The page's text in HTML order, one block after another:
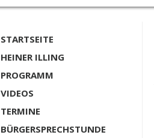
STARTSEITE
HEINER ILLING
PROGRAMM
VIDEOS
TERMINE
BÜRGERSPRECHSTUNDE